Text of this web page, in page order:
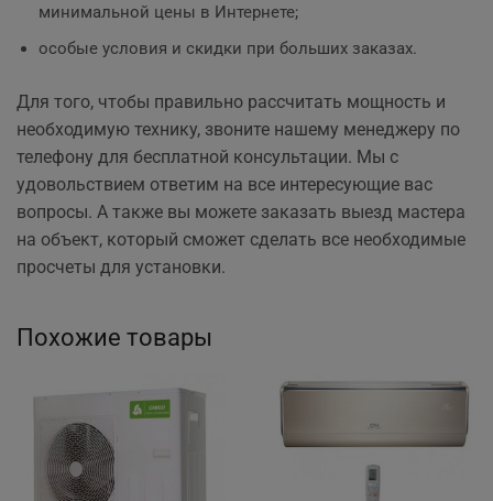
минимальной цены в Интернете;
особые условия и скидки при больших заказах.
Для того, чтобы правильно рассчитать мощность и
необходимую технику, звоните нашему менеджеру по
телефону для бесплатной консультации. Мы с
удовольствием ответим на все интересующие вас
вопросы. А также вы можете заказать выезд мастера
на объект, который сможет сделать все необходимые
просчеты для установки.
Похожие товары